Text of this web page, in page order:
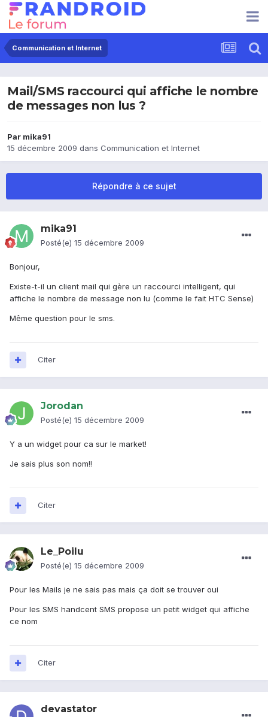
Communication et Internet
Mail/SMS raccourci qui affiche le nombre
de messages non lus ?
Par mika91
15 décembre 2009 dans Communication et Internet
Répondre à ce sujet
mika91
Posté(e) 15 décembre 2009
Bonjour,
Existe-t-il un client mail qui gère un raccourci intelligent, qui
affiche le nombre de message non lu (comme le fait HTC Sense)
Même question pour le sms.
Citer
Jorodan
Posté(e) 15 décembre 2009
Y a un widget pour ca sur le market!
Je sais plus son nom!!
Citer
Le_Poilu
Posté(e) 15 décembre 2009
Pour les Mails je ne sais pas mais ça doit se trouver oui
Pour les SMS handcent SMS propose un petit widget qui affiche
ce nom
Citer
devastator